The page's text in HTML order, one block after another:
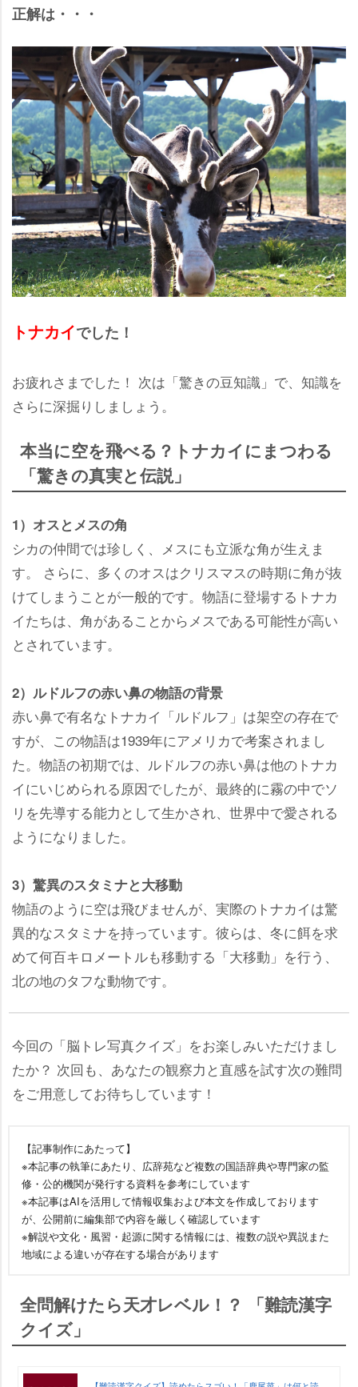
正解は・・・
トナカイでした！
お疲れさまでした！ 次は「驚きの豆知識」で、知識を
さらに深掘りしましょう。
本当に空を飛べる？トナカイにまつわる
「驚きの真実と伝説」
1）オスとメスの角
シカの仲間では珍しく、メスにも立派な角が生えま
す。 さらに、多くのオスはクリスマスの時期に角が抜
けてしまうことが一般的です。物語に登場するトナカ
イたちは、角があることからメスである可能性が高い
とされています。
2）ルドルフの赤い鼻の物語の背景
赤い鼻で有名なトナカイ「ルドルフ」は架空の存在で
すが、この物語は1939年にアメリカで考案されまし
た。物語の初期では、ルドルフの赤い鼻は他のトナカ
イにいじめられる原因でしたが、最終的に霧の中でソ
リを先導する能力として生かされ、世界中で愛される
ようになりました。
3）驚異のスタミナと大移動
物語のように空は飛びませんが、実際のトナカイは驚
異的なスタミナを持っています。彼らは、冬に餌を求
めて何百キロメートルも移動する「大移動」を行う、
北の地のタフな動物です。
今回の「脳トレ写真クイズ」をお楽しみいただけまし
たか？ 次回も、あなたの観察力と直感を試す次の難問
をご用意してお待ちしています！
【記事制作にあたって】
※本記事の執筆にあたり、広辞苑など複数の国語辞典や専門家の監
修・公的機関が発行する資料を参考にしています
※本記事はAIを活用して情報収集および本文を作成しております
が、公開前に編集部で内容を厳しく確認しています
※解説や文化・風習・起源に関する情報には、複数の説や異説また
地域による違いが存在する場合があります
全問解けたら天才レベル！？ 「難読漢字
クイズ」